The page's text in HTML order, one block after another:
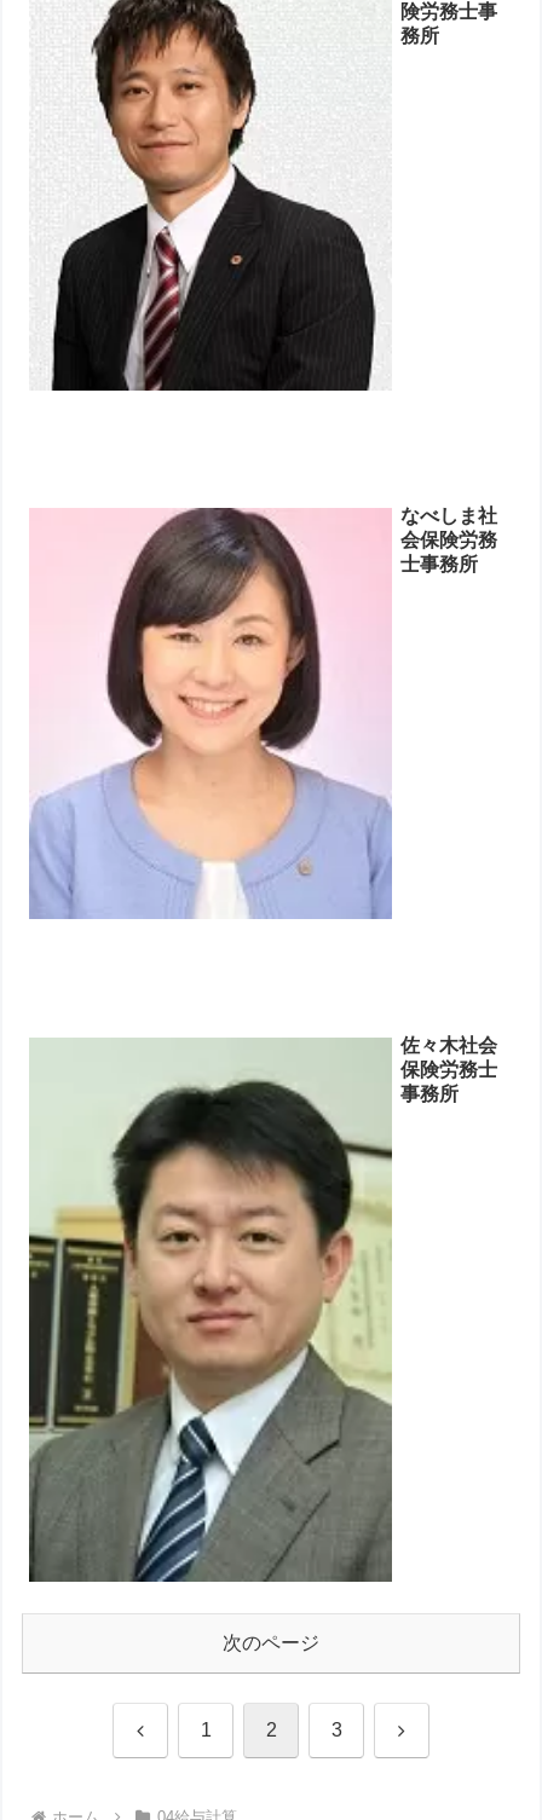
険労務士事
務所
なべしま社
会保険労務
士事務所
佐々木社会
保険労務士
事務所
次のページ
前 1 2 3 次